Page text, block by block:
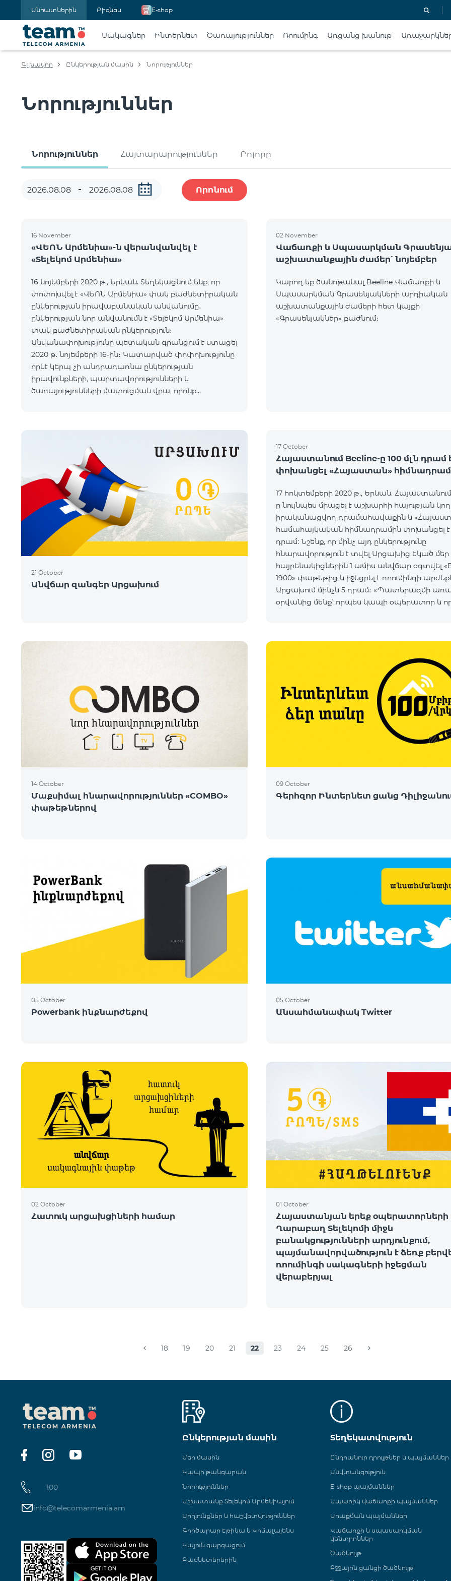
Անհատներին Բիզնես E-shop
Սակագներ Ինտերնետ Ծառայություններ Ռոումինգ Առցանց խանութ
Գլխավոր Ընկերության մասին Նորություններ
Նորություններ
Նորություններ Հայտարարություններ Բոլորը
Որոնում
16 November
«ՎԵՈՆ Արմենիա»-ն վերանվանվել է
«Տելեկոմ Արմենիա»
16 նոյեմբերի 2020 թ., Երևան. Տեղեկացնում ենք, որ
փոփոխվել է «ՎԵՈՆ Արմենիա» փակ բաժնետիրական
ընկերության իրավաբանական անվանումը․
ընկերության նոր անվանումն է «Տելեկոմ Արմենիա»
փակ բաժնետիրական ընկերություն։
Անվանափոխությունը պետական գրանցում է ստացել
2020 թ. նոյեմբերի 16-ին։ Կատարված փոփոխությունը
որևէ կերպ չի անդրադառնա ընկերության
իրավունքների, պարտավորությունների և
ծառայությունների մատուցման վրա, որոնք
02 November
Վաճառքի և Սպասարկման
աշխատանքային ժամեր՝ նոյեմբեր
Կարող եք ծանոթանալ Beeline Վաճառքի և
Սպասարկման Գրասենյակների արդիական
աշխատանքային ժամերի հետ կայքի
«Գրասենյակներ» բաժնում։
21 October
Անվճար զանգեր Արցախում
17 October
Հայաստանում Beeline-ը 100 մլն դրամ
փոխանցել «Հայաստան»
17 հոկտեմբերի 2020 թ., Երևան.
ը նույնպես միացել է աշխարհի հայության
իրականացվող դրամահավաքին և
համահայկական հիմնադրամին փոխանցել է
դրամ: Նշենք, որ մինչ այդ ընկերությունը
հնարավորություն է տվել Արցախից եկած մեր
հայրենակիցներին 1 ամիս անվճար օգտվել
1900» փաթեթից և իջեցրել է ռոումինգի
Արցախում մինչև 5 դրամ։ «Պատերազմի
օրվանից մենք՝ որպես կապի օպերատոր և
14 October
Մաքսիմալ հնարավորություններ «COMBO»
փաթեթներով
09 October
Գերհզոր Ինտերնետ ցանց
05 October
Powerbank ինքնարժեքով
05 October
Անսահմանափակ Twitter
02 October
Հատուկ արցախցիների համար
01 October
Հայաստանյան երեք օպերատորների
Ղարաբաղ Տելեկոմի միջև
բանակցությունների արդյունքում,
պայմանավորվածություն է ձեռք
ռոումինգի սակագների իջեցման
վերաբերյալ
18 19 20 21 22 23 24 25 26
100
info@telecomarmenia.am
Ընկերության մասին
Մեր մասին
Կապի թանգարան
Նորություններ
Աշխատանք Տելեկոմ Արմենիայում
Արդյունքներ և հաշվետվություններ
Գործարար Էթիկա և Կոմպլայենս
Կայուն զարգացում
Բաժնետերերին
Տեղեկատվություն
Ընդհանուր դրույթներ և պայմաններ
Անվտանգություն
E-shop պայմաններ
Ապառիկ վաճառքի պայմաններ
Առաքման պայմաններ
Վաճառքի և սպասարկման
կենտրոններ
Ծածկույթ
Բջջային ցանցի ծածկույթ